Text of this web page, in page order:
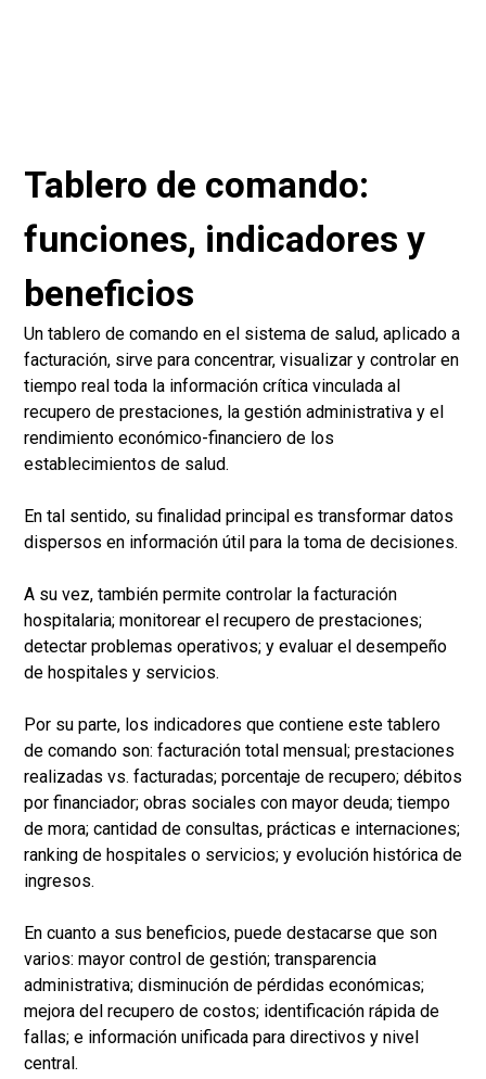
Tablero de comando:
funciones, indicadores y
beneficios
Un tablero de comando en el sistema de salud, aplicado a
facturación, sirve para concentrar, visualizar y controlar en
tiempo real toda la información crítica vinculada al
recupero de prestaciones, la gestión administrativa y el
rendimiento económico-financiero de los
establecimientos de salud.
En tal sentido, su finalidad principal es transformar datos
dispersos en información útil para la toma de decisiones.
A su vez, también permite controlar la facturación
hospitalaria; monitorear el recupero de prestaciones;
detectar problemas operativos; y evaluar el desempeño
de hospitales y servicios.
Por su parte, los indicadores que contiene este tablero
de comando son: facturación total mensual; prestaciones
realizadas vs. facturadas; porcentaje de recupero; débitos
por financiador; obras sociales con mayor deuda; tiempo
de mora; cantidad de consultas, prácticas e internaciones;
ranking de hospitales o servicios; y evolución histórica de
ingresos.
En cuanto a sus beneficios, puede destacarse que son
varios: mayor control de gestión; transparencia
administrativa; disminución de pérdidas económicas;
mejora del recupero de costos; identificación rápida de
fallas; e información unificada para directivos y nivel
central.